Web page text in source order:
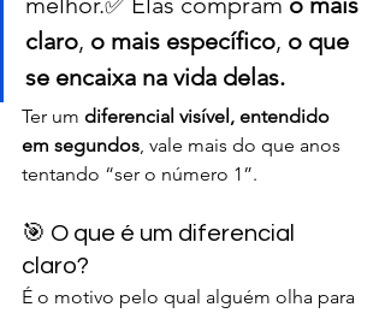
claro, o mais específico, o que
se encaixa na vida delas.
Ter um diferencial visível, entendido
em segundos, vale mais do que anos
tentando “ser o número 1”.
🎯 O que é um diferencial
claro?
É o motivo pelo qual alguém olha para